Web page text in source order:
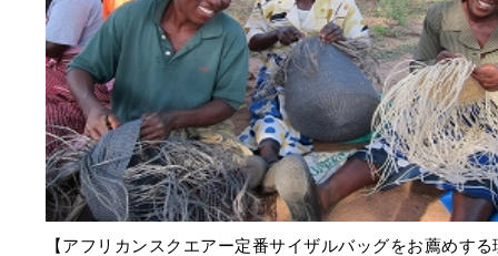
【アフリカンスクエアー定番サイザルバッグをお薦めする